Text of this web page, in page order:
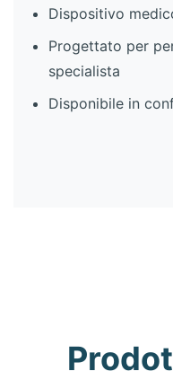
Dispositivo
Progettato per
specialista
Disponibile in